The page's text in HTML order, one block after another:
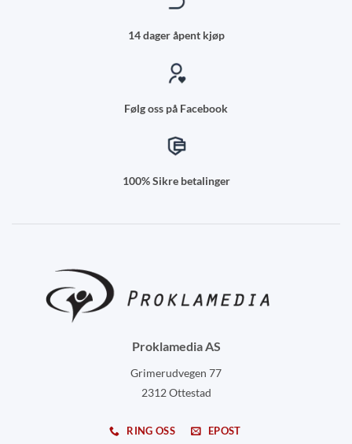
14 dager åpent kjøp
Følg oss på Facebook
100% Sikre betalinger
Proklamedia AS
Grimerudvegen 77
2312 Ottestad
RING OSS EPOST